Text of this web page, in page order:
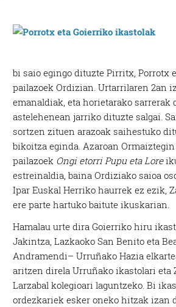
bi saio egingo dituzte Pirritx, Porrotx
pailazoek Ordizian. Urtarrilaren 2an
emanaldiak, eta horietarako sarrerak
astelehenean jarriko dituzte salgai.
sortzen zituen arazoak saihestuko
bikoitza eginda. Azaroan
pailazoek Ongi etorri Pupu eta Lore
estreinaldia, baina Ordiziako saioa
Ipar Euskal Herriko haurrek ez ezik,
ere parte hartuko baitute ikuskarian.
Hamalau urte dira Goierriko hiru
Jakintza, Lazkaoko San Benito eta
Andramendi– Urruñako Hazia
aritzen direla Urruñako ikastolari eta
Larzabal kolegioari laguntzeko. Bi
ordezkariek esker oneko hitzak izan